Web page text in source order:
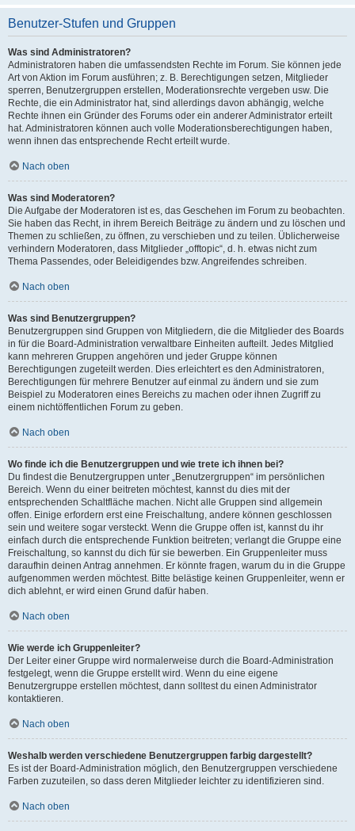
Benutzer-Stufen und Gruppen
Was sind Administratoren?
Administratoren haben die umfassendsten Rechte im Forum. Sie können jede
Art von Aktion im Forum ausführen; z. B. Berechtigungen setzen, Mitglieder
sperren, Benutzergruppen erstellen, Moderationsrechte vergeben usw. Die
Rechte, die ein Administrator hat, sind allerdings davon abhängig, welche
Rechte ihnen ein Gründer des Forums oder ein anderer Administrator erteilt
hat. Administratoren können auch volle Moderationsberechtigungen haben,
wenn ihnen das entsprechende Recht erteilt wurde.
Nach oben
Was sind Moderatoren?
Die Aufgabe der Moderatoren ist es, das Geschehen im Forum zu beobachten.
Sie haben das Recht, in ihrem Bereich Beiträge zu ändern und zu löschen und
Themen zu schließen, zu öffnen, zu verschieben und zu teilen. Üblicherweise
verhindern Moderatoren, dass Mitglieder „offtopic“, d. h. etwas nicht zum
Thema Passendes, oder Beleidigendes bzw. Angreifendes schreiben.
Nach oben
Was sind Benutzergruppen?
Benutzergruppen sind Gruppen von Mitgliedern, die die Mitglieder des Boards
in für die Board-Administration verwaltbare Einheiten aufteilt. Jedes Mitglied
kann mehreren Gruppen angehören und jeder Gruppe können
Berechtigungen zugeteilt werden. Dies erleichtert es den Administratoren,
Berechtigungen für mehrere Benutzer auf einmal zu ändern und sie zum
Beispiel zu Moderatoren eines Bereichs zu machen oder ihnen Zugriff zu
einem nichtöffentlichen Forum zu geben.
Nach oben
Wo finde ich die Benutzergruppen und wie trete ich ihnen bei?
Du findest die Benutzergruppen unter „Benutzergruppen“ im persönlichen
Bereich. Wenn du einer beitreten möchtest, kannst du dies mit der
entsprechenden Schaltfläche machen. Nicht alle Gruppen sind allgemein
offen. Einige erfordern erst eine Freischaltung, andere können geschlossen
sein und weitere sogar versteckt. Wenn die Gruppe offen ist, kannst du ihr
einfach durch die entsprechende Funktion beitreten; verlangt die Gruppe eine
Freischaltung, so kannst du dich für sie bewerben. Ein Gruppenleiter muss
daraufhin deinen Antrag annehmen. Er könnte fragen, warum du in die Gruppe
aufgenommen werden möchtest. Bitte belästige keinen Gruppenleiter, wenn er
dich ablehnt, er wird einen Grund dafür haben.
Nach oben
Wie werde ich Gruppenleiter?
Der Leiter einer Gruppe wird normalerweise durch die Board-Administration
festgelegt, wenn die Gruppe erstellt wird. Wenn du eine eigene
Benutzergruppe erstellen möchtest, dann solltest du einen Administrator
kontaktieren.
Nach oben
Weshalb werden verschiedene Benutzergruppen farbig dargestellt?
Es ist der Board-Administration möglich, den Benutzergruppen verschiedene
Farben zuzuteilen, so dass deren Mitglieder leichter zu identifizieren sind.
Nach oben